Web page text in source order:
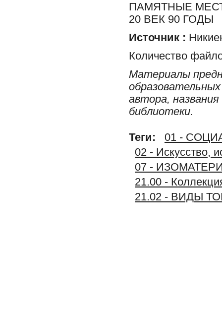
ПАМЯТНЫЕ
20 ВЕК 90 ГОДЫ
Источник :
Количество
Материалы
автора,
библиотеки.
Теги:
01 -
02 - Искусство,
07 -
21.00 -
21.02 - ВИДЫ